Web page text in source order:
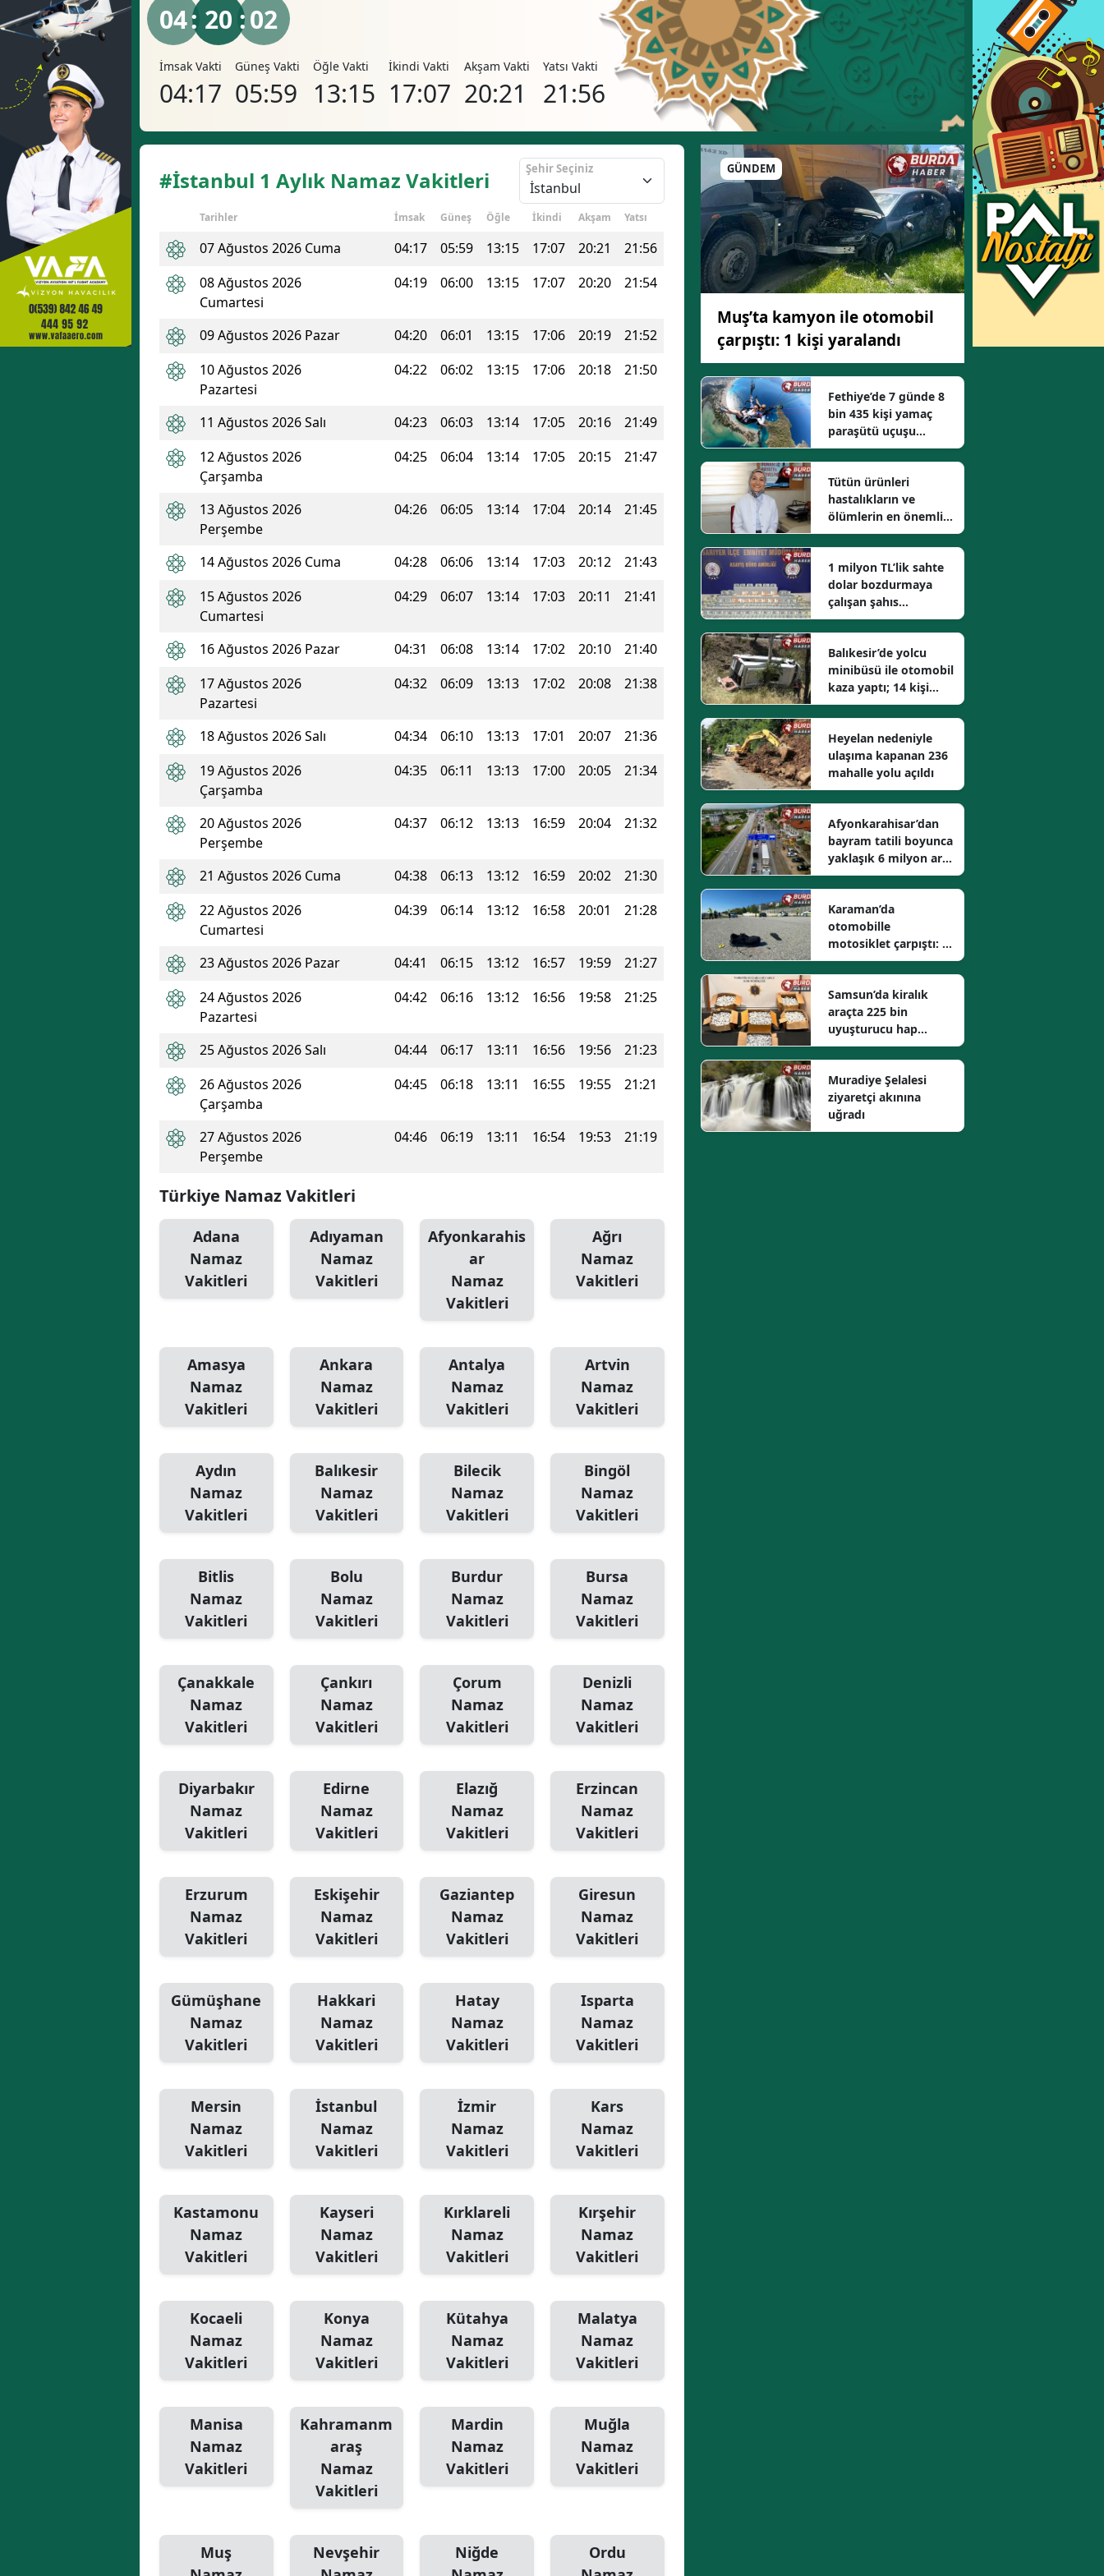
04: 20 :01
İmsak Vakti
04:17
Güneş Vakti
05:59
Öğle Vakti
13:15
İkindi Vakti
17:07
Akşam Vakti
20:21
Yatsı Vakti
21:56
#İstanbul 1 Aylık Namaz Vakitleri Şehir Seçiniz
Tarihler İmsak Güneş Öğle İkindi Akşam Yatsı
07 Ağustos 2026 Cuma 04:17 05:59 13:15 17:07 20:21
21:56
08 Ağustos 2026
Cumartesi
04:19 06:00 13:15 17:07 20:20 21:54
09 Ağustos 2026 Pazar 04:20 06:01 13:15 17:06 20:19
21:52
10 Ağustos 2026
Pazartesi
04:22 06:02 13:15 17:06 20:18 21:50
11 Ağustos 2026 Salı 04:23 06:03 13:14 17:05 20:16
21:49
12 Ağustos 2026
Çarşamba
04:25 06:04 13:14 17:05 20:15 21:47
13 Ağustos 2026
Perşembe
04:26 06:05 13:14 17:04 20:14 21:45
14 Ağustos 2026 Cuma 04:28 06:06 13:14 17:03 20:12
21:43
15 Ağustos 2026
Cumartesi
04:29 06:07 13:14 17:03 20:11 21:41
16 Ağustos 2026 Pazar 04:31 06:08 13:14 17:02 20:10
21:40
17 Ağustos 2026
Pazartesi
04:32 06:09 13:13 17:02 20:08 21:38
18 Ağustos 2026 Salı 04:34 06:10 13:13 17:01 20:07
21:36
19 Ağustos 2026
Çarşamba
04:35 06:11 13:13 17:00 20:05 21:34
20 Ağustos 2026
Perşembe
04:37 06:12 13:13 16:59 20:04 21:32
21 Ağustos 2026 Cuma 04:38 06:13 13:12 16:59 20:02
21:30
22 Ağustos 2026
Cumartesi
04:39 06:14 13:12 16:58 20:01 21:28
23 Ağustos 2026 Pazar 04:41 06:15 13:12 16:57 19:59
21:27
24 Ağustos 2026
Pazartesi
04:42 06:16 13:12 16:56 19:58 21:25
25 Ağustos 2026 Salı 04:44 06:17 13:11 16:56 19:56
21:23
26 Ağustos 2026
Çarşamba
04:45 06:18 13:11 16:55 19:55 21:21
27 Ağustos 2026
Perşembe
04:46 06:19 13:11 16:54 19:53 21:19
Türkiye Namaz Vakitleri
Adana
Namaz
Vakitleri
Adıyaman
Namaz
Vakitleri
Afyonkarahis
ar
Namaz
Vakitleri
Ağrı
Namaz
Vakitleri
Amasya
Namaz
Vakitleri
Ankara
Namaz
Vakitleri
Antalya
Namaz
Vakitleri
Artvin
Namaz
Vakitleri
Aydın
Namaz
Vakitleri
Balıkesir
Namaz
Vakitleri
Bilecik
Namaz
Vakitleri
Bingöl
Namaz
Vakitleri
Bitlis
Namaz
Vakitleri
Bolu
Namaz
Vakitleri
Burdur
Namaz
Vakitleri
Bursa
Namaz
Vakitleri
Çanakkale
Namaz
Vakitleri
Çankırı
Namaz
Vakitleri
Çorum
Namaz
Vakitleri
Denizli
Namaz
Vakitleri
Diyarbakır
Namaz
Vakitleri
Edirne
Namaz
Vakitleri
Elazığ
Namaz
Vakitleri
Erzincan
Namaz
Vakitleri
Erzurum
Namaz
Vakitleri
Eskişehir
Namaz
Vakitleri
Gaziantep
Namaz
Vakitleri
Giresun
Namaz
Vakitleri
Gümüşhane
Namaz
Vakitleri
Hakkari
Namaz
Vakitleri
Hatay
Namaz
Vakitleri
Isparta
Namaz
Vakitleri
Mersin
Namaz
Vakitleri
İstanbul
Namaz
Vakitleri
İzmir
Namaz
Vakitleri
Kars
Namaz
Vakitleri
Kastamonu
Namaz
Vakitleri
Kayseri
Namaz
Vakitleri
Kırklareli
Namaz
Vakitleri
Kırşehir
Namaz
Vakitleri
Kocaeli
Namaz
Vakitleri
Konya
Namaz
Vakitleri
Kütahya
Namaz
Vakitleri
Malatya
Namaz
Vakitleri
Manisa
Namaz
Vakitleri
Kahramanm
araş
Namaz
Vakitleri
Mardin
Namaz
Vakitleri
Muğla
Namaz
Vakitleri
Muş
Nevşehir
Niğde
Ordu
GÜNDEM
Muş’ta kamyon ile otomobil
çarpıştı: 1 kişi yaralandı
Fethiye’de 7 günde 8
bin 435 kişi yamaç
paraşütü uçuşu
gerçekleştirdi
Tütün ürünleri
hastalıkların ve
ölümlerin en önemli
nedenlerinden biri
1 milyon TL’lik sahte
dolar bozdurmaya
çalışan şahıs
yakalandı
Balıkesir’de yolcu
minibüsü ile otomobil
kaza yaptı; 14 kişi
yaralandı
Heyelan nedeniyle
ulaşıma kapanan 236
mahalle yolu açıldı
Afyonkarahisar’dan
bayram tatili boyunca
yaklaşık 6 milyon araç
geçti
Karaman’da
otomobille
motosiklet çarpıştı: 1
kişi öldü
Samsun’da kiralık
araçta 225 bin
uyuşturucu hap
bulundu
Muradiye Şelalesi
ziyaretçi akınına
uğradı